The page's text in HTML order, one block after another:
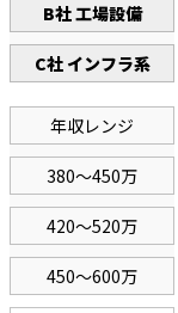
B社 工場設備
C社 インフラ系
年収レンジ
380〜450万
420〜520万
450〜600万